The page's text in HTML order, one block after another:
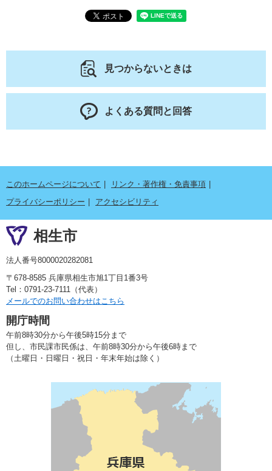
見つからないときは
よくある質問と回答
このホームページについて
リンク・著作権・免責事項
プライバシーポリシー
アクセシビリティ
相生市
法人番号8000020282081
〒678-8585 兵庫県相生市旭1丁目1番3号
Tel：0791-23-7111（代表）
メールでのお問い合わせはこちら
開庁時間
午前8時30分から午後5時15分まで
但し、市民課市民係は、午前8時30分から午後6時まで
（土曜日・日曜日・祝日・年末年始は除く）